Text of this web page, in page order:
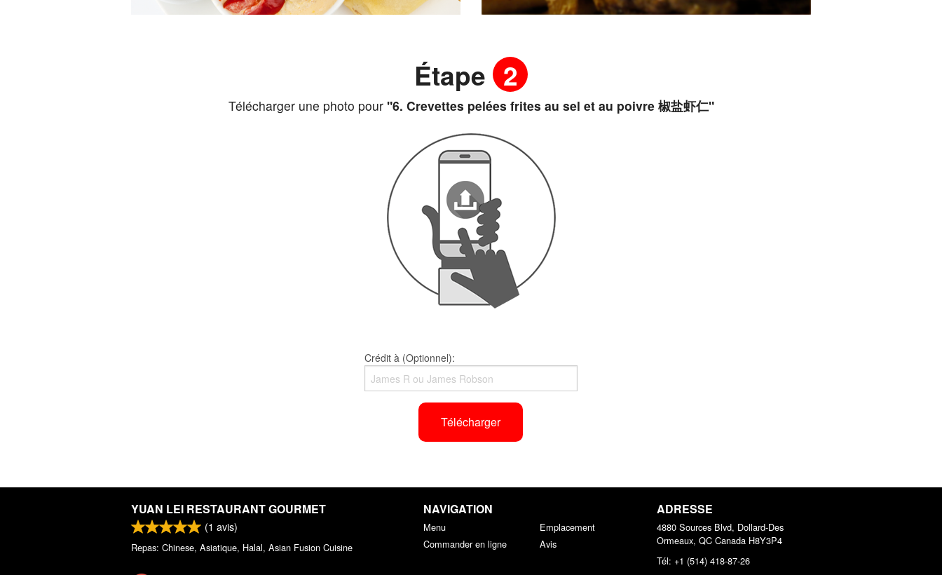
Étape 2
Télécharger une photo pour"6. Crevettes pelées frites au sel et au poivre 椒盐虾仁"
Crédit à (Optionnel):
Télécharger
YUAN LEI RESTAURANT GOURMET
(1 avis)
Repas: Chinese, Asiatique, Halal, Asian Fusion Cuisine
NAVIGATION
Menu
Commander en ligne
Emplacement
Avis
ADRESSE
4880 Sources Blvd, Dollard-Des
Ormeaux, QC Canada H8Y3P4
Tél: +1 (514) 418-87-26